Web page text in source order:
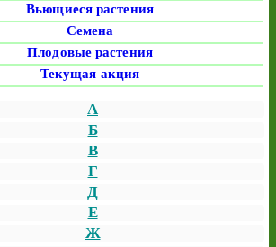
Вьющиеся растения
Семена
Плодовые растения
Текущая акция
А
Б
В
Г
Д
Е
Ж